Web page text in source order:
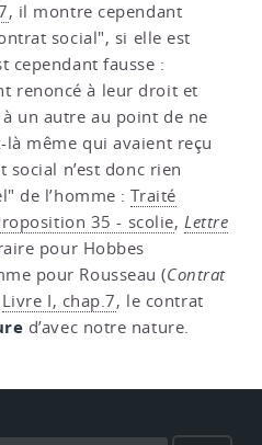
, il montre cependant
social", si elle est
cependant fausse :
renoncé à leur droit et
un autre au point de ne
même qui avaient reçu
social n’est donc rien
de l’homme :Traité
35 - scolie, Lettre
pour Hobbes
pour Rousseau (Contrat
Livre I, chap.7, le contrat
d’avec notre nature.